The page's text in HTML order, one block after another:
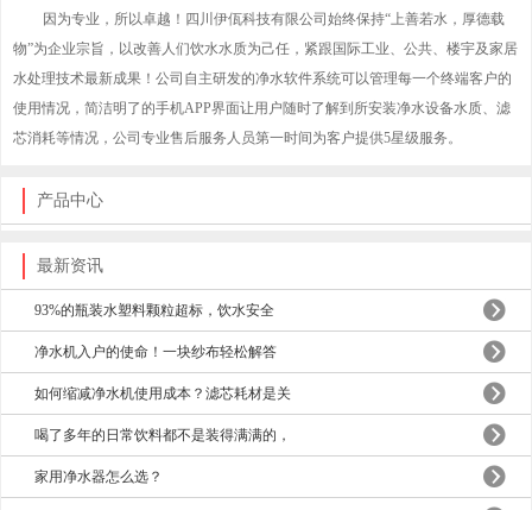
因为专业，所以卓越！四川伊佤科技有限公司始终保持“上善若水，厚德载
物”为企业宗旨，以改善人们饮水水质为己任，紧跟国际工业、公共、楼宇及家居
水处理技术最新成果！公司自主研发的净水软件系统可以管理每一个终端客户的
使用情况，简洁明了的手机APP界面让用户随时了解到所安装净水设备水质、滤
芯消耗等情况，公司专业售后服务人员第一时间为客户提供5星级服务。
产品中心
最新资讯
93%的瓶装水塑料颗粒超标，饮水安全
净水机入户的使命！一块纱布轻松解答
如何缩减净水机使用成本？滤芯耗材是关
喝了多年的日常饮料都不是装得满满的，
家用净水器怎么选？